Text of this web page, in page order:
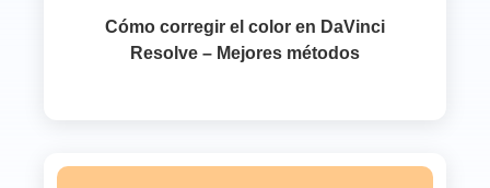
Cómo corregir el color en DaVinci
Resolve – Mejores métodos